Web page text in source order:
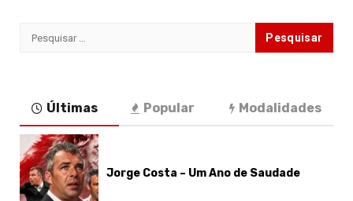
Pesquisar
Últimas Popular Modalidades
Jorge Costa – Um Ano de Saudade